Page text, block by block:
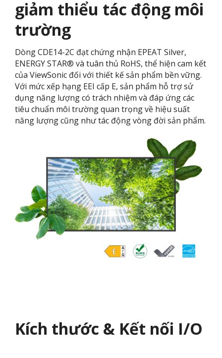
giảm thiểu tác động môi
trường
Dòng CDE14-2C đạt chứng nhận EPEAT Silver,
ENERGY STAR® và tuân thủ RoHS, thể hiện cam kết
của ViewSonic đối với thiết kế sản phẩm bền vững.
Với mức xếp hạng EEI cấp E, sản phẩm hỗ trợ sử
dụng năng lượng có trách nhiệm và đáp ứng các
tiêu chuẩn môi trường quan trọng về hiệu suất
năng lượng cũng như tác động vòng đời sản phẩm.
Kích thước & Kết nối I/O